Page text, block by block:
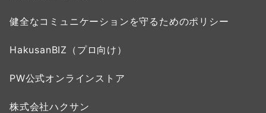
健全なコミュニケーションを守るためのポリシー
HakusanBIZ（プロ向け）
PW公式オンラインストア
株式会社ハクサン